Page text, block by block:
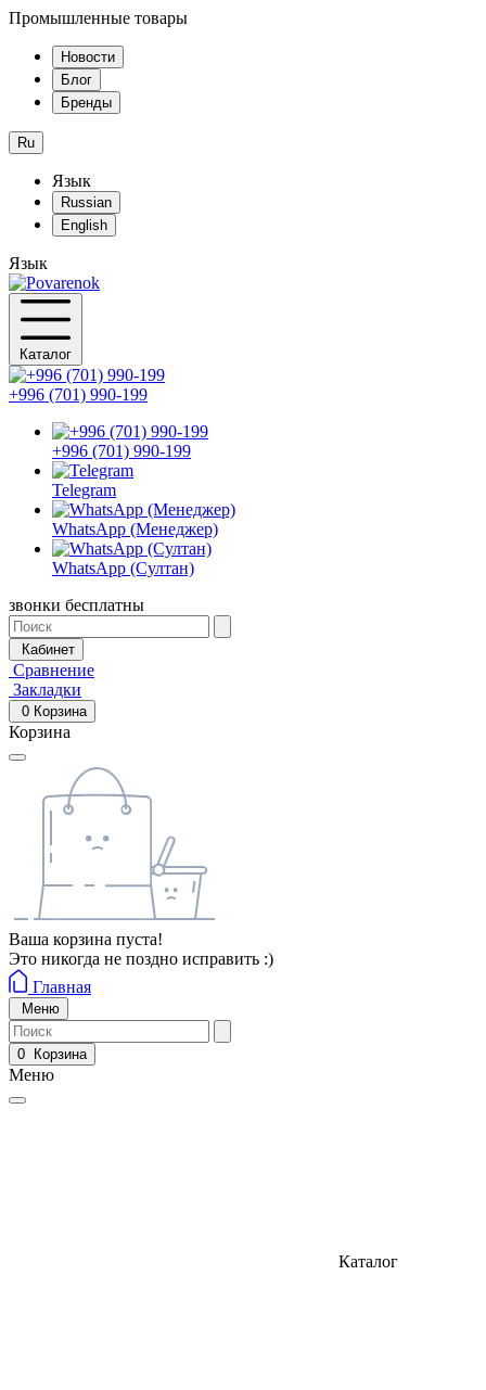
Промышленные товары
Новости
Блог
Бренды
Ru
Язык
Russian
English
Язык
Каталог
+996 (701) 990-199
+996 (701) 990-199
Telegram
WhatsApp (Менеджер)
WhatsApp (Султан)
звонки бесплатны
Кабинет
Сравнение
Закладки
0 Корзина
Корзина
Ваша корзина пуста!
Это никогда не поздно исправить :)
Главная
Меню
0 Корзина
Меню
Каталог